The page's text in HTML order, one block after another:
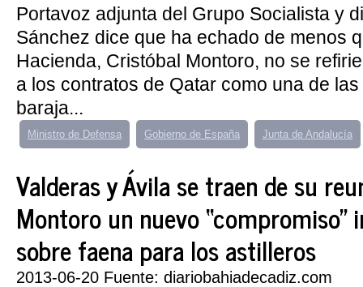
Portavoz adjunta del Grupo Socialista y
Sánchez dice que ha echado de menos
Hacienda, Cristóbal Montoro, no se
a los contratos de Qatar como una de
baraja...
Ministro de Defensa Gobierno de España Junta de Andalucía
Valderas y Ávila se traen de su
Montoro un nuevo “compromiso”
sobre faena para los astilleros
2013-06-20 Fuente: diariobahiadecadiz.com